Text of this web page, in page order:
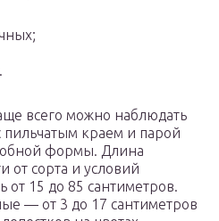
всего можно наблюдать
краем и парой
формы. Длина
от сорта и условий
от 15 до 85 сантиметров.
— от 3 до 17 сантиметров